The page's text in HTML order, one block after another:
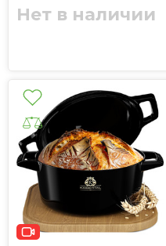
Нет в наличии